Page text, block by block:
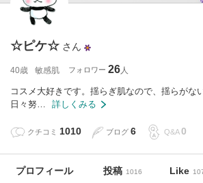
☆ピケ☆ さん
40歳 敏感肌 フォロワー 26
コスメ大好きです。揺らぎ肌なので、揺らがな
日々努…
詳しくみる
クチコミ 1010 ブログ 6 Q&A 0
プロフィール 投稿 1016 Like